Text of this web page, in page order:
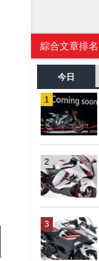
綜合文章排名
今日